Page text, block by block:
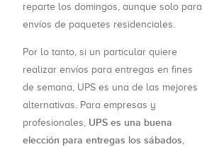
reparte los domingos, aunque solo para
envíos de paquetes residenciales.
Por lo tanto, si un particular quiere
realizar envíos para entregas en fines
de semana, UPS es una de las mejores
alternativas. Para empresas y
profesionales, UPS es una buena
elección para entregas los sábados